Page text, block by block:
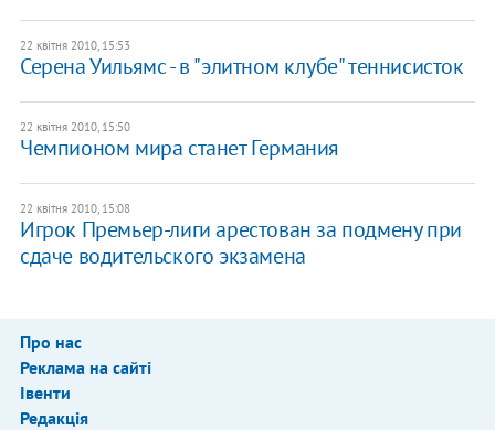
22 квітня 2010, 15:53
Серена Уильямс - в "элитном клубе" теннисисток
22 квітня 2010, 15:50
Чемпионом мира станет Германия
22 квітня 2010, 15:08
Игрок Премьер-лиги арестован за подмену при
сдаче водительского экзамена
Про нас
Реклама на сайті
Івенти
Редакція